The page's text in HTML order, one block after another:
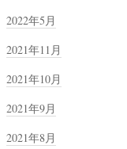
2022年5月
2021年11月
2021年10月
2021年9月
2021年8月